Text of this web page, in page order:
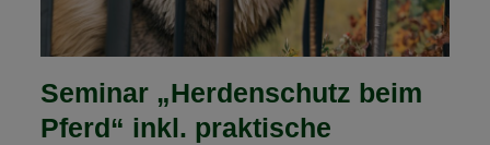
Seminar „Herdenschutz beim
Pferd“ inkl. praktische